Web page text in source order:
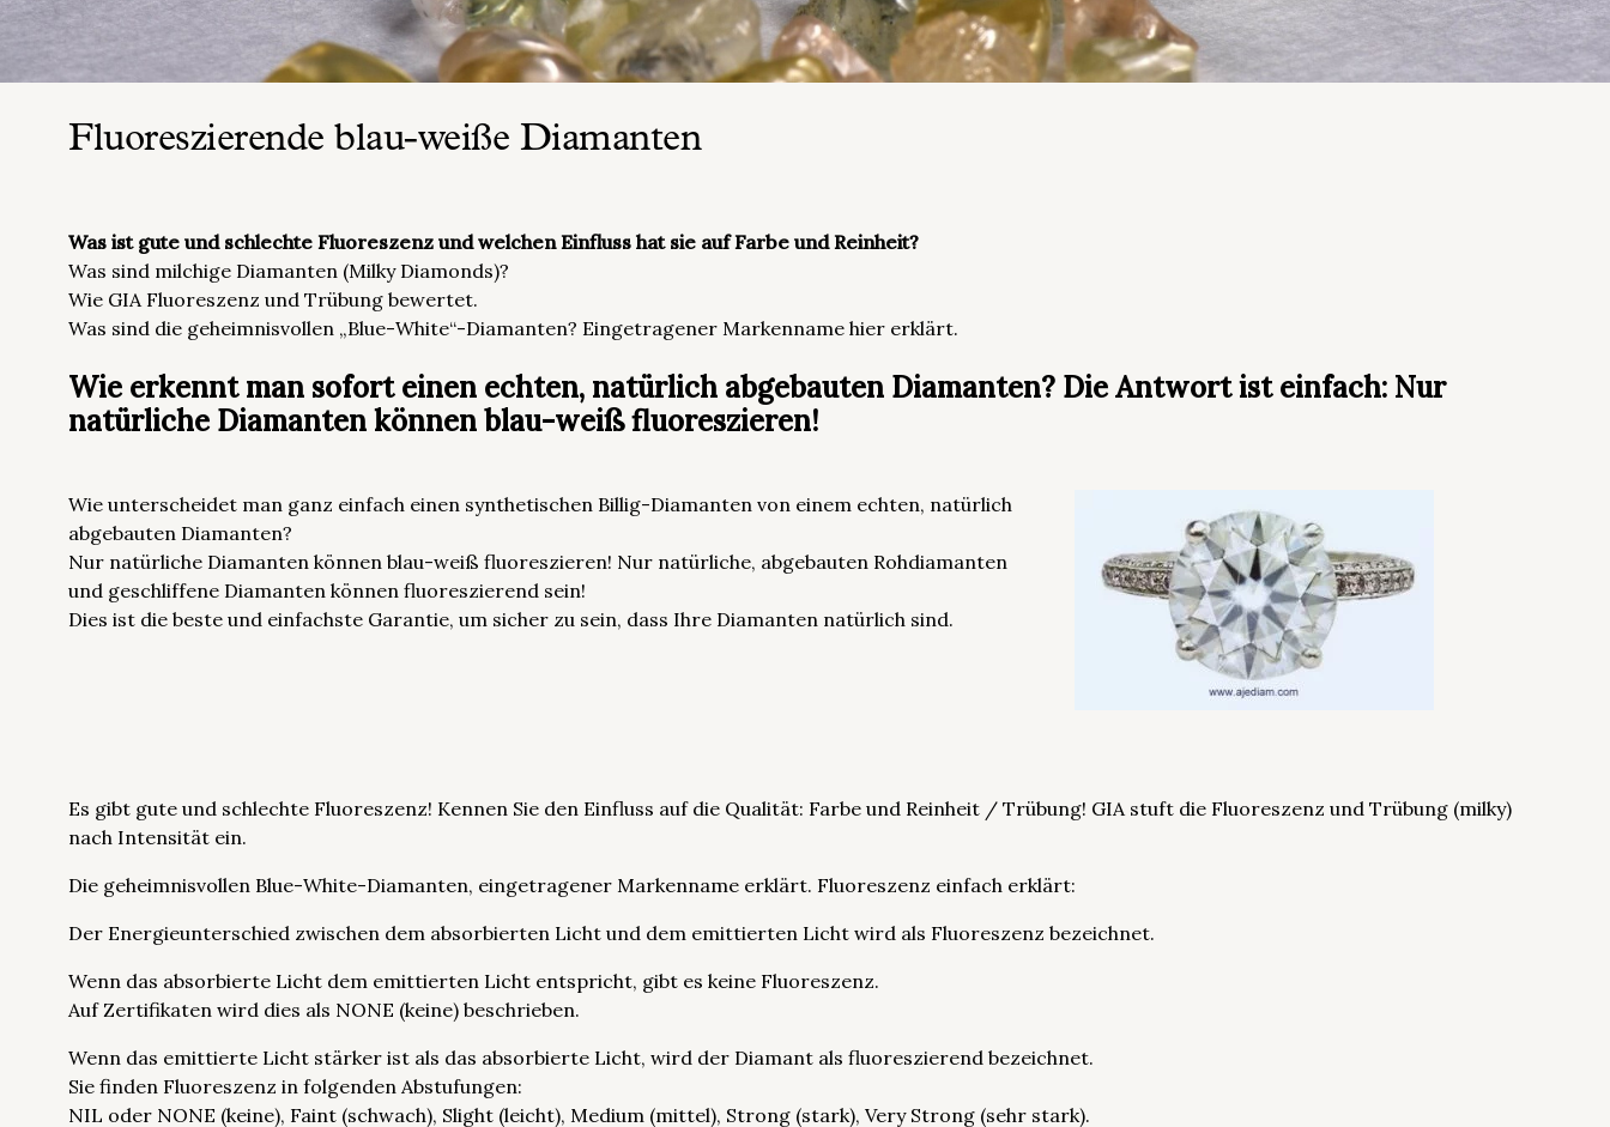
Fluoreszierende blau-weiße Diamanten
Was ist gute und schlechte Fluoreszenz und welchen Einfluss hat sie auf Farbe und Reinheit?
Was sind milchige Diamanten (Milky Diamonds)?
Wie GIA Fluoreszenz und Trübung bewertet.
Was sind die geheimnisvollen „Blue-White“-Diamanten? Eingetragener Markenname hier erklärt.​
Wie erkennt man sofort einen echten, natürlich abgebauten Diamanten? Die Antwort ist einfach: Nur
natürliche Diamanten können blau-weiß fluoreszieren!
Wie unterscheidet man ganz einfach einen synthetischen Billig-Diamanten von einem echten, natürlich
abgebauten Diamanten?
Nur natürliche Diamanten können blau-weiß fluoreszieren! Nur natürliche, abgebauten Rohdiamanten
und geschliffene Diamanten können fluoreszierend sein!
Dies ist die beste und einfachste Garantie, um sicher zu sein, dass Ihre Diamanten natürlich sind.
Es gibt gute und schlechte Fluoreszenz! Kennen Sie den Einfluss auf die Qualität: Farbe und Reinheit / Trübung! GIA stuft die Fluoreszenz und Trübung (milky)
nach Intensität ein.
Die geheimnisvollen Blue-White-Diamanten, eingetragener Markenname erklärt. Fluoreszenz einfach erklärt:
Der Energieunterschied zwischen dem absorbierten Licht und dem emittierten Licht wird als Fluoreszenz bezeichnet.
Wenn das absorbierte Licht dem emittierten Licht entspricht, gibt es keine Fluoreszenz.
Auf Zertifikaten wird dies als NONE (keine) beschrieben.
Wenn das emittierte Licht stärker ist als das absorbierte Licht, wird der Diamant als fluoreszierend bezeichnet.
Sie finden Fluoreszenz in folgenden Abstufungen:
NIL oder NONE (keine), Faint (schwach), Slight (leicht), Medium (mittel), Strong (stark), Very Strong (sehr stark).